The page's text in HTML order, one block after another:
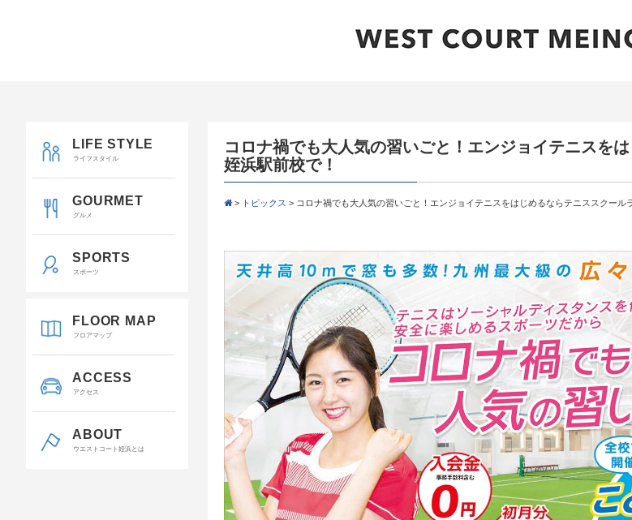
LIFE STYLE
ライフスタイル
GOURMET
グルメ
SPORTS
スポーツ
FLOOR MAP
フロアマップ
ACCESS
アクセス
ABOUT
ウエストコート姪浜とは
コロナ禍でも大人気の習いごと！エンジョイテニスを
姪浜駅前校で！
> トピックス > コロナ禍でも大人気の習いごと！エンジョイテニスをはじめるならテニススクール